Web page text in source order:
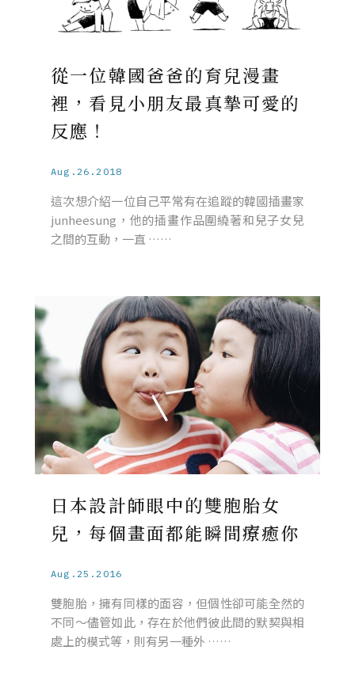
從一位韓國爸爸的育兒漫畫
裡，看見小朋友最真摯可愛的
反應！
Aug.26.2018
這次想介紹一位自己平常有在追蹤的韓國插畫家
junheesung，他的插畫作品圍繞著和兒子女兒
之間的互動，一直 ……
日本設計師眼中的雙胞胎女
兒，每個畫面都能瞬間療癒你
Aug.25.2016
雙胞胎，擁有同樣的面容，但個性卻可能全然的
不同～儘管如此，存在於他們彼此間的默契與相
處上的模式等，則有另一種外 ……